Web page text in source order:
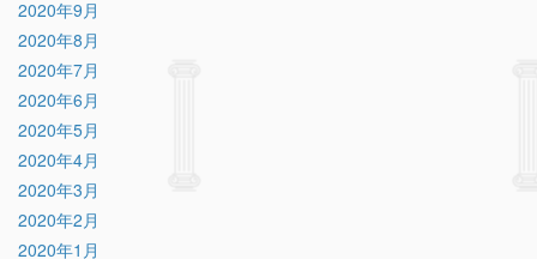
2020年9月
2020年8月
2020年7月
2020年6月
2020年5月
2020年4月
2020年3月
2020年2月
2020年1月